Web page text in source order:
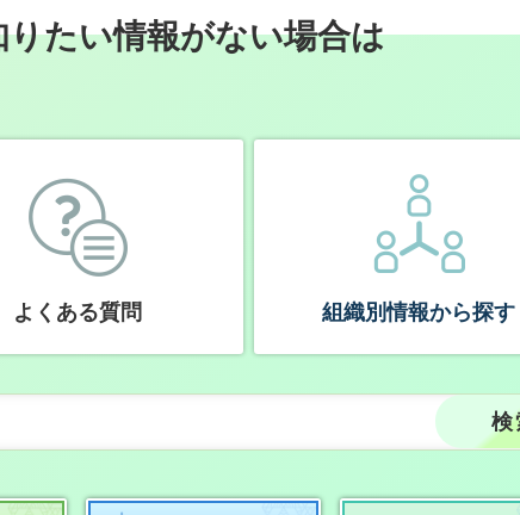
たい情報がない場合は
よくある質問 組織別情報から探す